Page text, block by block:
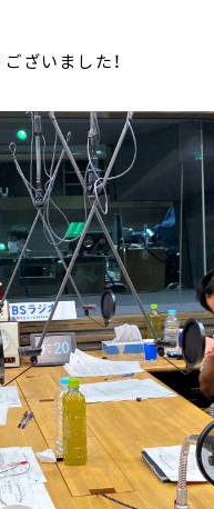
ざいました！